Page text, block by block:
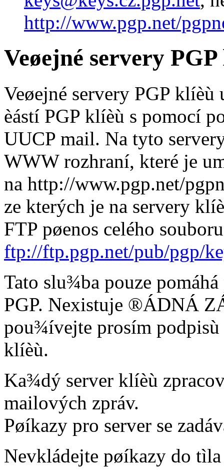
http://www.pgp.net/
Veøejné servery
Veøejné servery PGP
èástí PGP klíèù s pomocí
UUCP mail. Na tyto
WWW rozhraní, které je
na http://www.pgp.net/
ze kterých je na servery
FTP pøenos celého
ftp://ftp.pgp.net/pub/pgp/
Tato slu¾ba pouze
PGP. Nexistuje ®ÁDNÁ
pou¾ívejte prosím
klíèù.
Ka¾dý server klíèù
mailových zpráv.
Pøíkazy pro server se
Nevkládejte pøíkazy do